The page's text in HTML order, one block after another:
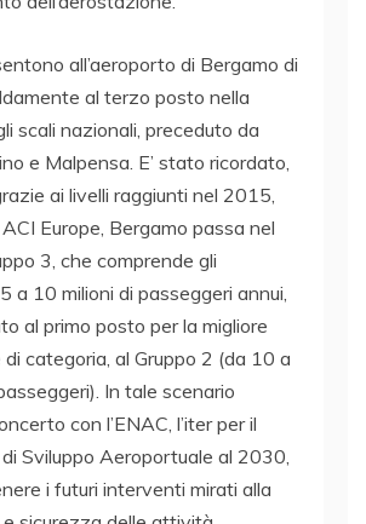
all’aeroporto di Bergamo di
al terzo posto nella
scali nazionali, preceduto da
e Malpensa. E’ stato ricordato,
ai livelli raggiunti nel 2015,
Europe, Bergamo passa nel
3, che comprende gli
a 10 milioni di passeggeri annui,
al primo posto per la migliore
categoria, al Gruppo 2 (da 10 a
In tale scenario
con l’ENAC, l’iter per il
Sviluppo Aeroportuale al 2030,
i futuri interventi mirati alla